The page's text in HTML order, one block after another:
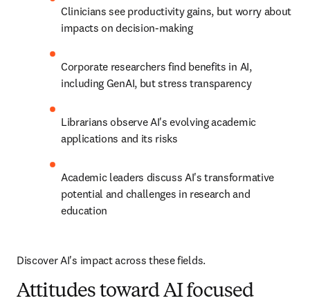
Clinicians see productivity gains, but worry about
impacts on decision-making
Corporate researchers find benefits in AI,
including GenAI, but stress transparency
Librarians observe AI's evolving academic
applications and its risks
Academic leaders discuss AI's transformative
potential and challenges in research and
education
Discover AI's impact across these fields.
Attitudes toward AI focused